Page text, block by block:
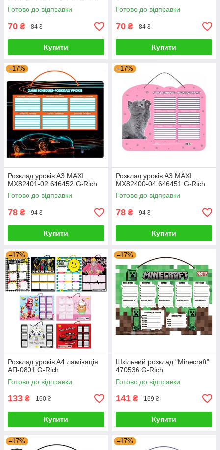
Готово до відправки
70 ₴ 84 ₴
Купити
Готово до відправки
70 ₴ 84 ₴
Купити
–17%
Розклад уроків А3 MAXI
MX82401-02 646452 G-Rich
Готово до відправки
78 ₴ 94 ₴
Купити
–17%
Розклад уроків А3 MAXI
MX82400-04 646451 G-Rich
Готово до відправки
78 ₴ 94 ₴
Купити
–17%
Розклад уроків А4 ламінація
АП-0801 G-Rich
Готово до відправки
133 ₴ 160 ₴
Купити
–17%
Шкільний розклад "Minecraft"
470536 G-Rich
Готово до відправки
141 ₴ 169 ₴
Купити
–17% –17%